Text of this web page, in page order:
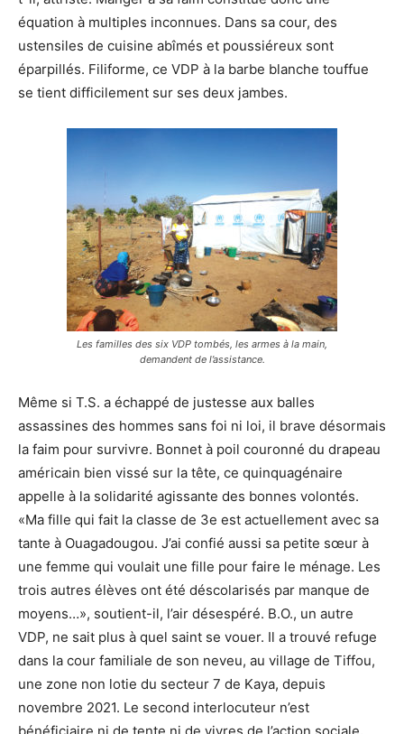
équation à multiples inconnues. Dans sa cour, des
ustensiles de cuisine abîmés et poussiéreux sont
éparpillés. Filiforme, ce VDP à la barbe blanche touffue
se tient difficilement sur ses deux jambes.
Les familles des six VDP tombés, les armes à la main,
demandent de l’assistance.
Même si T.S. a échappé de justesse aux balles
assassines des hommes sans foi ni loi, il brave désormais
la faim pour survivre. Bonnet à poil couronné du drapeau
américain bien vissé sur la tête, ce quinquagénaire
appelle à la solidarité agissante des bonnes volontés.
«Ma fille qui fait la classe de 3e est actuellement avec sa
tante à Ouagadougou. J’ai confié aussi sa petite sœur à
une femme qui voulait une fille pour faire le ménage. Les
trois autres élèves ont été déscolarisés par manque de
moyens…», soutient-il, l’air désespéré. B.O., un autre
VDP, ne sait plus à quel saint se vouer. Il a trouvé refuge
dans la cour familiale de son neveu, au village de Tiffou,
une zone non lotie du secteur 7 de Kaya, depuis
novembre 2021. Le second interlocuteur n’est